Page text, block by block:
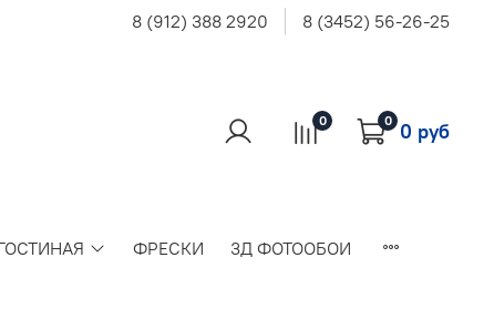
8 (912) 388 2920 8 (3452) 56-26-25
0 0 0 руб
ФРЕСКИ 3Д ФОТООБОИ